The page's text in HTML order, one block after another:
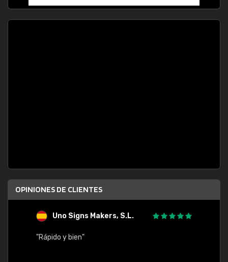
OPINIONES DE CLIENTES
Uno Signs Makers, S.L.
"Rápido y bien"